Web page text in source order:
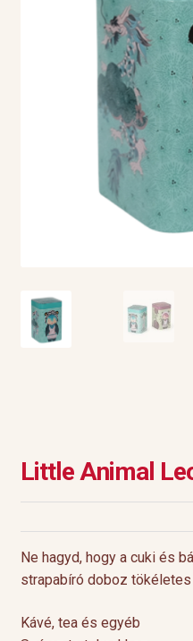
Little Animal
Ne hagyd, hogy a cuki és
strapabíró doboz
Kávé, tea és egyéb